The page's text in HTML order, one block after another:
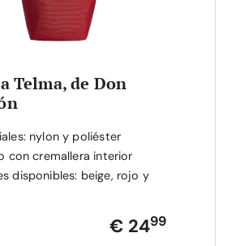
Telma, de Don
nylon y poliéster
con cremallera interior
disponibles: beige, rojo y
€ 2499